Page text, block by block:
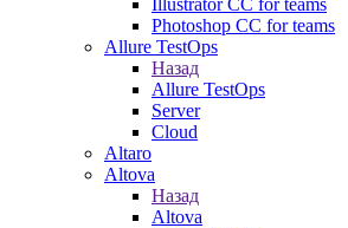
Illustrator CC for teams
Photoshop CC for teams
Allure TestOps
Назад
Allure TestOps
Server
Cloud
Altaro
Altova
Назад
Altova